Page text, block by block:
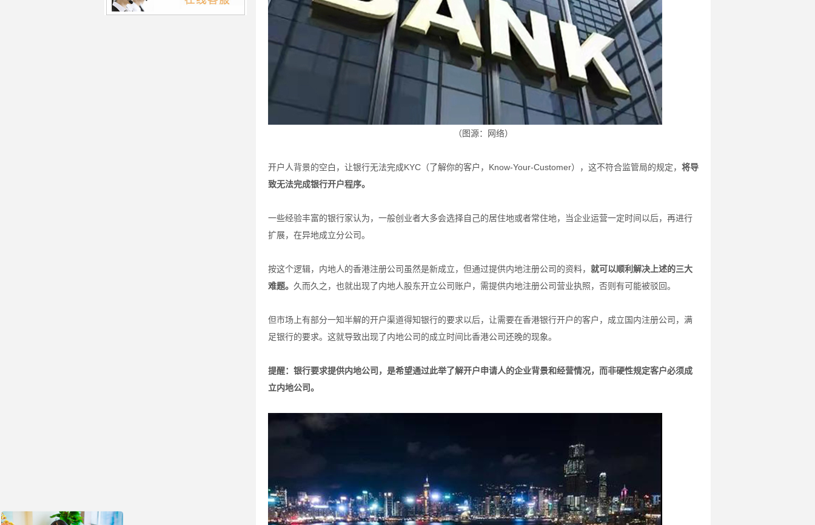
（图源：网络）
开户人背景的空白，让银行无法完成KYC（了解你的客户，Know-Your-Customer），这不符合监管局的规定， 将导
致无法完成银行开户程序。
一些经验丰富的银行家认为，一般创业者大多会选择自己的居住地或者常住地，当企业运营一定时间以后，再进行
扩展，在异地成立分公司。
按这个逻辑，内地人的香港注册公司虽然是新成立，但通过提供内地注册公司的资料， 就可以顺利解决上述的三大
难题。 久而久之，也就出现了内地人股东开立公司账户，需提供内地注册公司营业执照，否则有可能被驳回。
但市场上有部分一知半解的开户渠道得知银行的要求以后，让需要在香港银行开户的客户，成立国内注册公司，满
足银行的要求。这就导致出现了内地公司的成立时间比香港公司还晚的现象。
提醒：银行要求提供内地公司，是希望通过此举了解开户申请人的企业背景和经营情况，而非硬性规定客户必须成
立内地公司。